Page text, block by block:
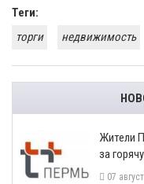
Теги:
торги
недвижимость
​Жители
за
07